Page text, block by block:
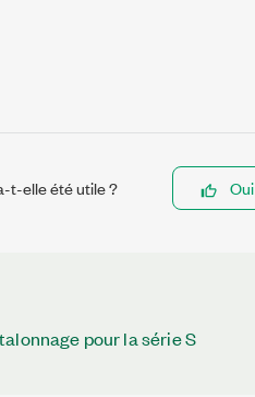
t-elle été utile ? Oui
pour la série S